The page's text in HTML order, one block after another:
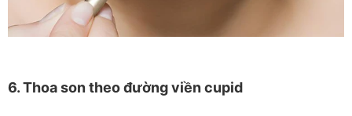
6. Thoa son theo đường viền cupid